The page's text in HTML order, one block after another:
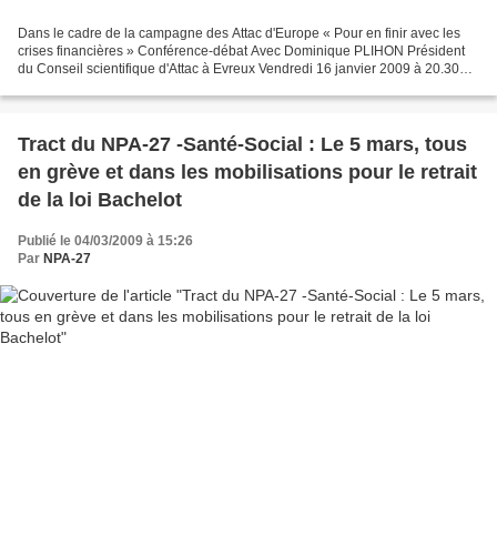
Dans le cadre de la campagne des Attac d'Europe « Pour en finir avec les
crises financières » Conférence-débat Avec Dominique PLIHON Président
du Conseil scientifique d'Attac à Evreux Vendredi 16 janvier 2009 à 20.30
Tract du NPA-27 -Santé-Social : Le 5 mars, tous
en grève et dans les mobilisations pour le retrait
de la loi Bachelot
Publié le 04/03/2009 à 15:26
Par NPA-27